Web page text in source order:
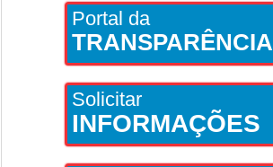
Portal da
TRANSPARÊNCIA
Solicitar
INFORMAÇÕES